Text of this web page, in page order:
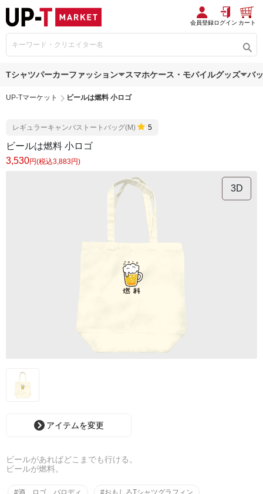
会員登録ログイン カート
Tシャツパーカーファッション スマホケース・モバイルグッズ バ
UP-Tマーケット ビールは燃料 小ロゴ
レギュラーキャンバストートバッグ(M) 5
ビールは燃料 小ロゴ
3,530円(税込3,883円)
3D
アイテムを変更
ビールがあればどこまでも行ける。
ビールが燃料。
#酒 ロゴ パロディ #おもしろTシャツグラフィン